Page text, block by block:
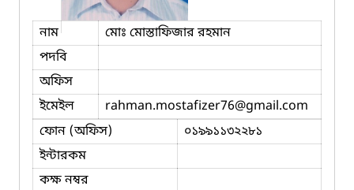
নাম
মোঃ মোস্তাফিজার রহমান
পদবি
অফিস
ইমেইল
rahman.mostafizer76@gmail.com
ফোন (অফিস)
০১৯৯১১৩২২৮১
ইন্টারকম
কক্ষ নম্বর